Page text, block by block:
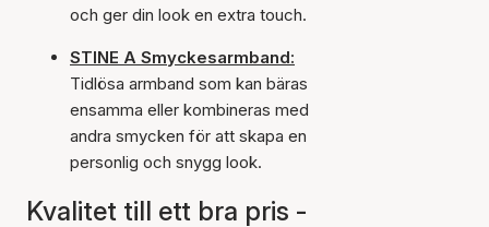
och ger din look en extra touch.
STINE A Smyckesarmband:
Tidlösa armband som kan bäras
ensamma eller kombineras med
andra smycken för att skapa en
personlig och snygg look.
Kvalitet till ett bra pris -